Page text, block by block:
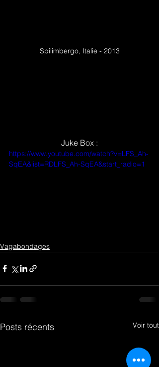
Spilimbergo, Italie - 2013
Juke Box :
https://www.youtube.com/watch?v=LFS_Ah-
SqEA&list=RDLFS_Ah-SqEA&start_radio=1
Vagabondages
Posts récents Voir tout